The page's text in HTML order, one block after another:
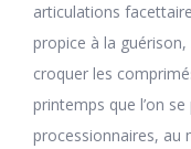
articulations
propice à la
croquer les
printemps que l’on
processionnaires, au